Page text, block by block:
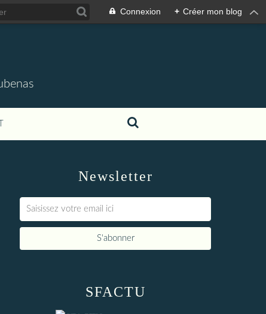
Connexion + Créer mon blog
Newsletter
SFACTU